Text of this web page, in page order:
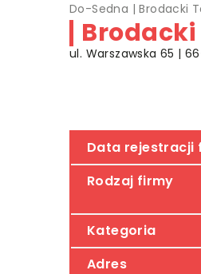
Do-Sedna |Brodacki
Brodacki
ul. Warszawska 65 |
Data rejestracji
Rodzaj firmy
Kategoria
Adres